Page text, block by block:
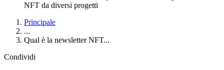
NFT da diversi progetti
Principale
...
Qual è la newsletter NFT...
Condividi